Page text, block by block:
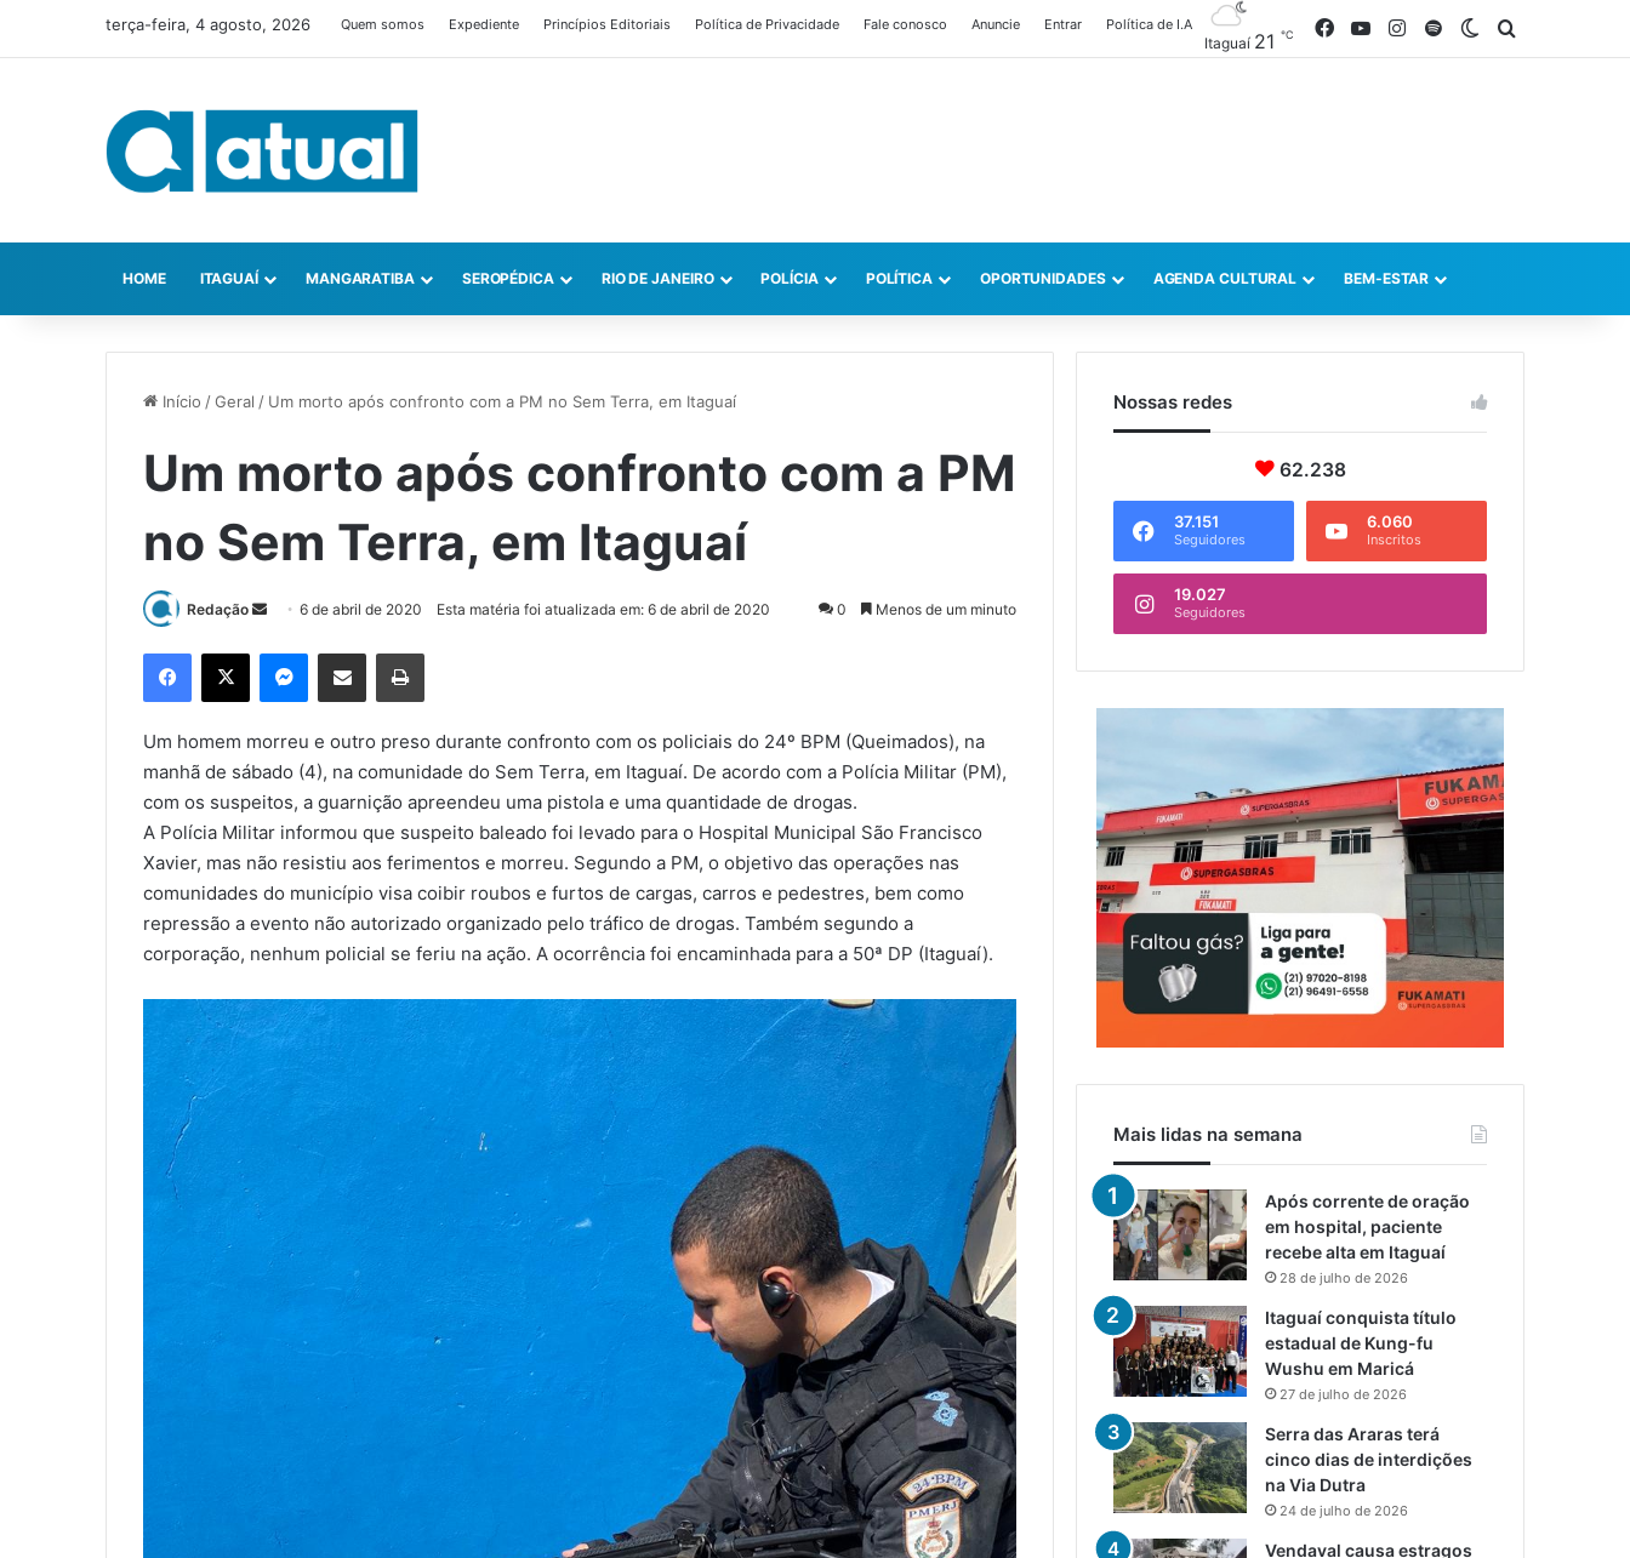
terça-feira, 4 agosto, 2026 Quem somos Expediente Princípios Editoriais Política de Privacidade Fale conosco Anuncie Entrar Política de I.A
Itaguaí 21 ℃ FacebookYouTubeInstagram
SpotifySwitch skin
HOME ITAGUAÍ MANGARATIBA SEROPÉDICA RIO DE JANEIRO POLÍCIA POLÍTICA OPORTUNIDADES AGENDA CULTURAL BEM-ESTAR
Início /Geral / Um morto após confronto com a PM no Sem Terra, em Itaguaí
Um morto após confronto com a PM
no Sem Terra, em Itaguaí
Redação
u
m
e
-
m
a
i
l
6 de abril de 2020 Esta matéria foi atualizada em: 6 de abril de 2020 0 Menos de um minuto
Um homem morreu e outro preso durante confronto com os policiais do 24º BPM (Queimados), na
manhã de sábado (4), na comunidade do Sem Terra, em Itaguaí. De acordo com a Polícia Militar (PM),
com os suspeitos, a guarnição apreendeu uma pistola e uma quantidade de drogas.
A Polícia Militar informou que suspeito baleado foi levado para o Hospital Municipal São Francisco
Xavier, mas não resistiu aos ferimentos e morreu. Segundo a PM, o objetivo das operações nas
comunidades do município visa coibir roubos e furtos de cargas, carros e pedestres, bem como
repressão a evento não autorizado organizado pelo tráfico de drogas. Também segundo a
corporação, nenhum policial se feriu na ação. A ocorrência foi encaminhada para a 50ª DP (Itaguaí).
Nossas redes
62.238
37.151
Seguidores
6.060
Inscritos
19.027
Seguidores
Mais lidas na semana
Após corrente de oração
em hospital, paciente
recebe alta em Itaguaí
28 de julho de 2026
Itaguaí conquista título
estadual de Kung-fu
Wushu em Maricá
27 de julho de 2026
Serra das Araras terá
cinco dias de interdições
na Via Dutra
24 de julho de 2026
Vendaval causa estragos